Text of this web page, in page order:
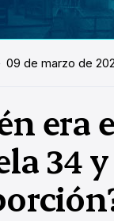
09 de marzo de
era
34